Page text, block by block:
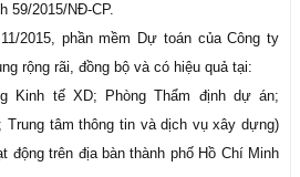
59/2015/NĐ-CP.
2015, phần mềm Dự toán của Công ty
rộng rãi, đồng bộ và có hiệu quả tại:
Kinh tế XD; Phòng Thẩm định dự án;
Trung tâm thông tin và dịch vụ xây dựng)
động trên địa bàn thành phố Hồ Chí Minh